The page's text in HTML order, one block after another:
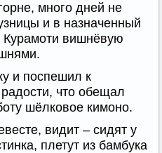
много дней не
и в назначенный
Курамоти вишнёвую
и поспешил к
что обещал
шёлковое кимоно.
видит – сидят у
плетут из бамбука